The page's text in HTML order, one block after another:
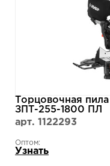
Торцовочная
ЗПТ-255-1800 ПЛ
арт. 1122293
Оптом:
Узнать